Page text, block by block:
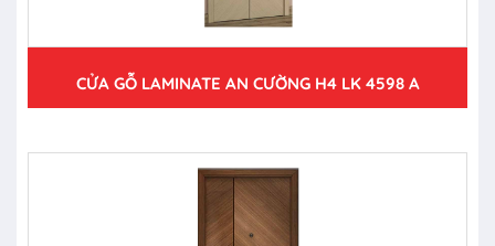
CỬA GỖ LAMINATE AN CƯỜNG H4 LK 4598 A